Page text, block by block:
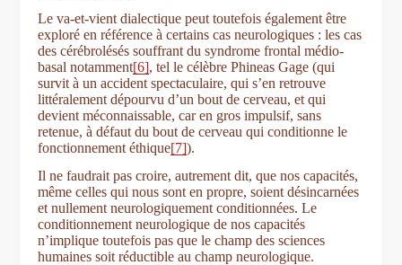
Le va-et-vient dialectique peut toutefois également être
exploré en référence à certains cas neurologiques : les cas
des cérébrolésés souffrant du syndrome frontal médio-
basal notamment[6], tel le célèbre Phineas Gage (qui
survit à un accident spectaculaire, qui s’en retrouve
littéralement dépourvu d’un bout de cerveau, et qui
devient méconnaissable, car en gros impulsif, sans
retenue, à défaut du bout de cerveau qui conditionne le
fonctionnement éthique[7]).
Il ne faudrait pas croire, autrement dit, que nos capacités,
même celles qui nous sont en propre, soient désincarnées
et nullement neurologiquement conditionnées. Le
conditionnement neurologique de nos capacités
n’implique toutefois pas que le champ des sciences
humaines soit réductible au champ neurologique.